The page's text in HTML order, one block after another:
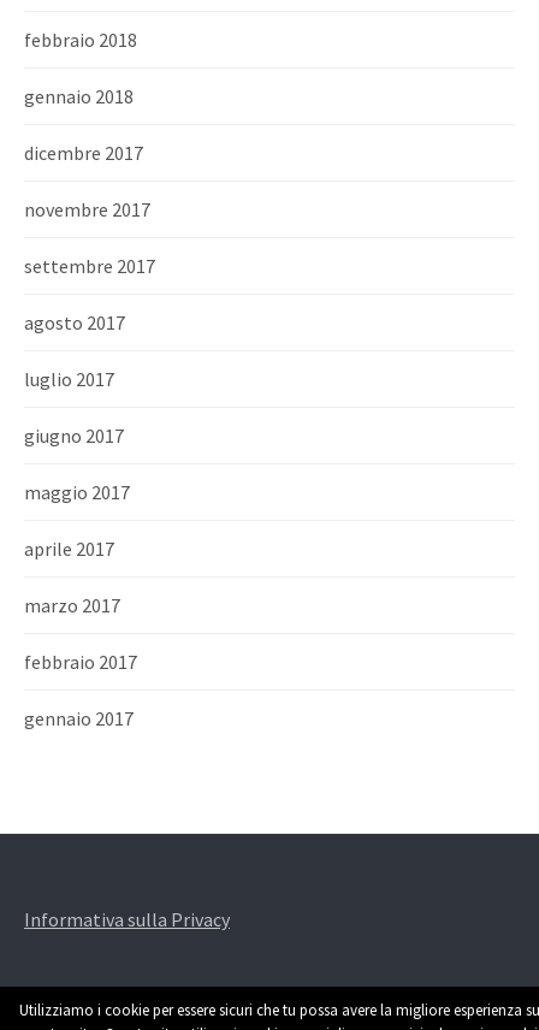
febbraio 2018
gennaio 2018
dicembre 2017
novembre 2017
settembre 2017
agosto 2017
luglio 2017
giugno 2017
maggio 2017
aprile 2017
marzo 2017
febbraio 2017
gennaio 2017
Informativa sulla Privacy
Utilizziamo i cookie per essere sicuri che tu possa avere la migliore esperienza